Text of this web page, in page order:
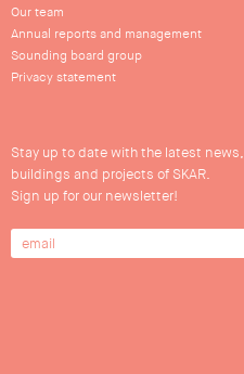
Our team
Annual reports and management
Sounding board group
Privacy statement
Stay up to date with the latest news,
buildings and projects of SKAR.
Sign up for our newsletter!